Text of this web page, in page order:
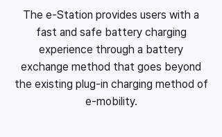
The e-Station provides users with a
fast and safe battery charging
experience through a battery
exchange method that goes beyond
the existing plug-in charging method of
e-mobility.